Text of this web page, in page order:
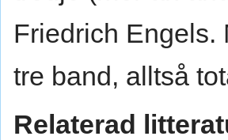
Friedrich Engels.
tre band, alltså
Relaterad